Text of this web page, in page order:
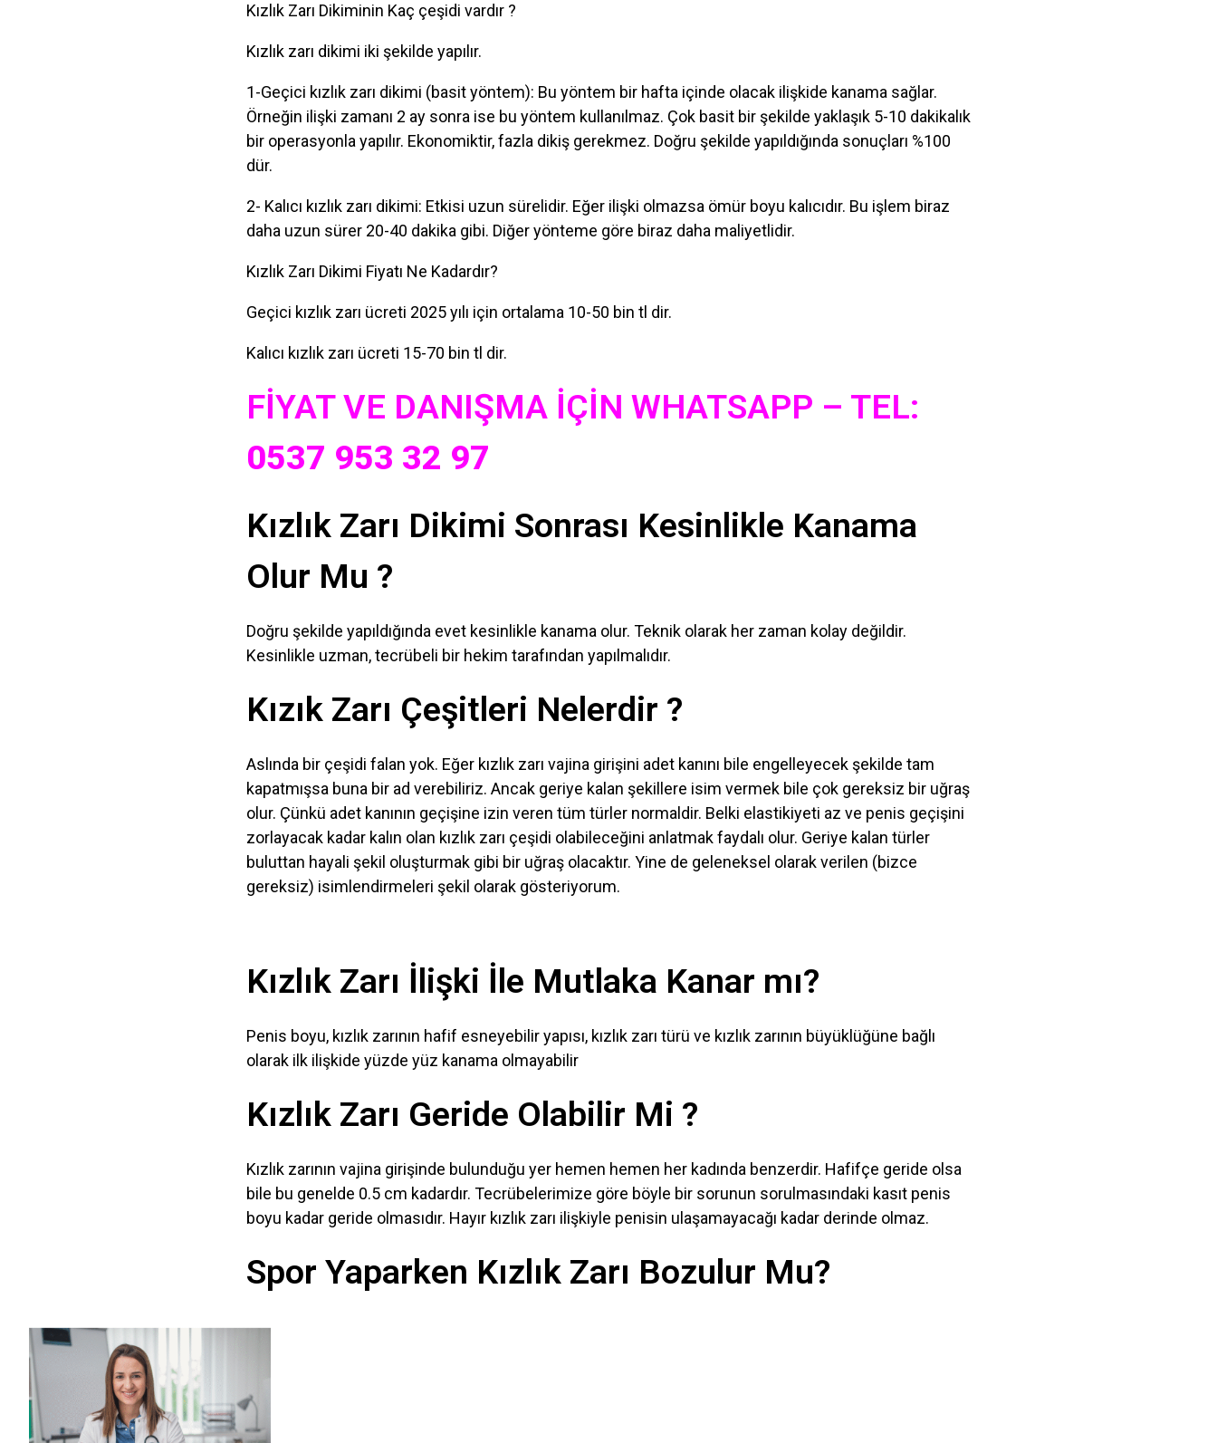
Kızlık Zarı Dikiminin Kaç çeşidi vardır ?
Kızlık zarı dikimi iki şekilde yapılır.
1-Geçici kızlık zarı dikimi (basit yöntem): Bu yöntem bir hafta içinde olacak ilişkide kanama sağlar.
Örneğin ilişki zamanı 2 ay sonra ise bu yöntem kullanılmaz. Çok basit bir şekilde yaklaşık 5-10 dakikalık
bir operasyonla yapılır. Ekonomiktir, fazla dikiş gerekmez. Doğru şekilde yapıldığında sonuçları %100
dür.
2- Kalıcı kızlık zarı dikimi: Etkisi uzun sürelidir. Eğer ilişki olmazsa ömür boyu kalıcıdır. Bu işlem biraz
daha uzun sürer 20-40 dakika gibi. Diğer yönteme göre biraz daha maliyetlidir.
Kızlık Zarı Dikimi Fiyatı Ne Kadardır?
Geçici kızlık zarı ücreti 2025 yılı için ortalama 10-50 bin tl dir.
Kalıcı kızlık zarı ücreti 15-70 bin tl dir.
FİYAT VE DANIŞMA İÇİN WHATSAPP – TEL:
0537 953 32 97
Kızlık Zarı Dikimi Sonrası Kesinlikle Kanama
Olur Mu ?
Doğru şekilde yapıldığında evet kesinlikle kanama olur. Teknik olarak her zaman kolay değildir.
Kesinlikle uzman, tecrübeli bir hekim tarafından yapılmalıdır.
Kızık Zarı Çeşitleri Nelerdir ?
Aslında bir çeşidi falan yok. Eğer kızlık zarı vajina girişini adet kanını bile engelleyecek şekilde tam
kapatmışsa buna bir ad verebiliriz. Ancak geriye kalan şekillere isim vermek bile çok gereksiz bir uğraş
olur. Çünkü adet kanının geçişine izin veren tüm türler normaldir. Belki elastikiyeti az ve penis geçişini
zorlayacak kadar kalın olan kızlık zarı çeşidi olabileceğini anlatmak faydalı olur. Geriye kalan türler
buluttan hayali şekil oluşturmak gibi bir uğraş olacaktır. Yine de geleneksel olarak verilen (bizce
gereksiz) isimlendirmeleri şekil olarak gösteriyorum.
Kızlık Zarı İlişki İle Mutlaka Kanar mı?
Penis boyu, kızlık zarının hafif esneyebilir yapısı, kızlık zarı türü ve kızlık zarının büyüklüğüne bağlı
olarak ilk ilişkide yüzde yüz kanama olmayabilir
Kızlık Zarı Geride Olabilir Mi ?
Kızlık zarının vajina girişinde bulunduğu yer hemen hemen her kadında benzerdir. Hafifçe geride olsa
bile bu genelde 0.5 cm kadardır. Tecrübelerimize göre böyle bir sorunun sorulmasındaki kasıt penis
boyu kadar geride olmasıdır. Hayır kızlık zarı ilişkiyle penisin ulaşamayacağı kadar derinde olmaz.
Spor Yaparken Kızlık Zarı Bozulur Mu?